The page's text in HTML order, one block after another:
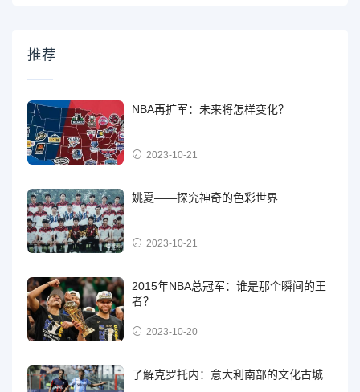
推荐
NBA再扩军：未来将怎样变化？
2023-10-21
姚夏——探究神奇的色彩世界
2023-10-21
2015年NBA总冠军：谁是那个瞬间的王
者？
2023-10-20
了解克罗托内：意大利南部的文化古城